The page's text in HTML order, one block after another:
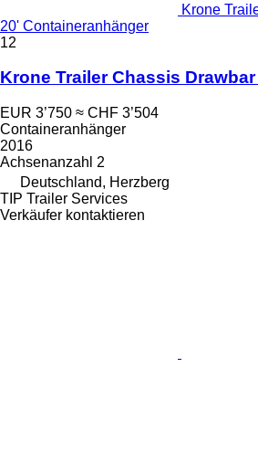
Krone
20' Containeranhänger
12
Krone Trailer Chassis
EUR 3’750 ≈ CHF 3’504
Containeranhänger
2016
Achsenanzahl 2
Deutschland, Herzberg
TIP Trailer Services
Verkäufer kontaktieren